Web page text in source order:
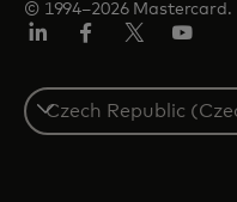
© 1994–2026 Mastercard.
Select
a
country